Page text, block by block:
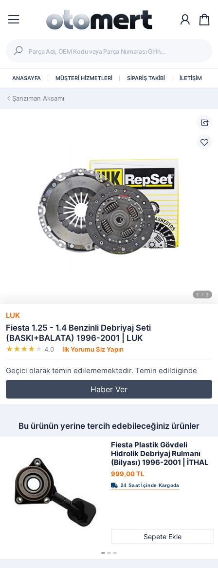
ANASAYFA MÜŞTERİ HİZMETLERİ SİPARİŞ TAKİBİ İLETİŞİM
Şanzıman Aksamı
LUK
Fiesta 1.25 - 1.4 Benzinli Debriyaj Seti
(BASKI+BALATA) 1996-2001 | LUK
4.0 İlk Yorumu Siz Yapın
Geçici olarak temin edilememektedir. Temin edildiginde
Haber Ver
Bu ürünün yerine tercih edebileceğiniz ürünler
Fiesta Plastik Gövdeli
Hidrolik Debriyaj Rulmanı
(Bilyası) 1996-2001 | İTHAL
999,00 TL
Sepete Ekle